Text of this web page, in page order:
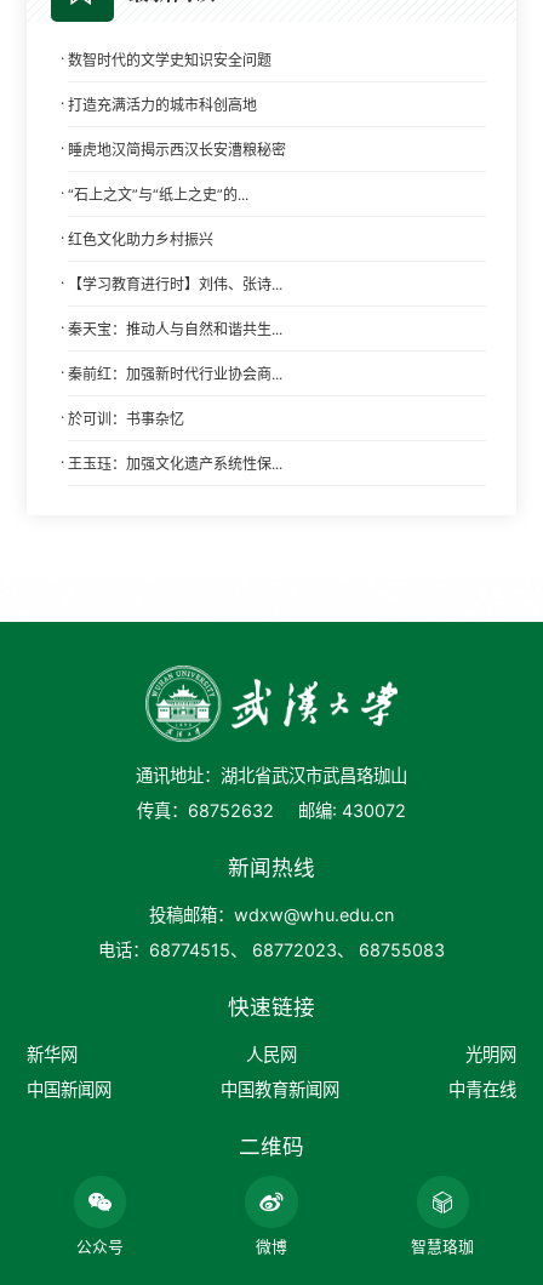
· 数智时代的文学史知识安全问题
· 打造充满活力的城市科创高地
· 睡虎地汉简揭示西汉长安漕粮秘密
· “石上之文”与“纸上之史”的...
· 红色文化助力乡村振兴
· 【学习教育进行时】刘伟、张诗...
· 秦天宝：推动人与自然和谐共生...
· 秦前红：加强新时代行业协会商...
· 於可训：书事杂忆
· 王玉珏：加强文化遗产系统性保...
通讯地址：湖北省武汉市武昌珞珈山
传真：68752632
邮编: 430072
新闻热线
投稿邮箱：wdxw@whu.edu.cn
电话：68774515、 68772023、 68755083
快速链接
新华网 人民网
光明网
中国新闻网
中国教育新闻网 中青在线
二维码
公众号 微博 智慧珞珈